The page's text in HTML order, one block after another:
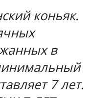
коньяк.
в
7 лет.